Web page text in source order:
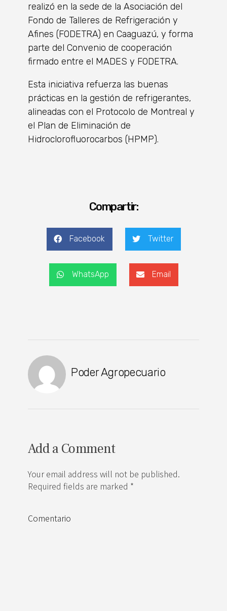
realizó en la sede de la Asociación del
Fondo de Talleres de Refrigeración y
Afines (FODETRA) en Caaguazú, y forma
parte del Convenio de cooperación
firmado entre el MADES y FODETRA.
Esta iniciativa refuerza las buenas
prácticas en la gestión de refrigerantes,
alineadas con el Protocolo de Montreal y
el Plan de Eliminación de
Hidroclorofluorocarbos (HPMP).
Compartir:
Facebook Twitter
WhatsApp Email
Poder Agropecuario
Add a Comment
Your email address will not be published.
Required fields are marked *
Comentario